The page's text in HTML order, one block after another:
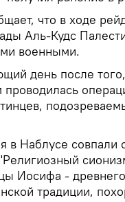
что в ходе
Аль-Кудс
военными.
день после того,
проводилась
в Наблусе совпали
Иосифа -
традиции,